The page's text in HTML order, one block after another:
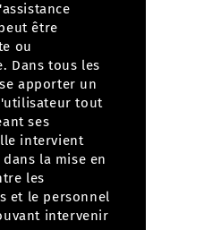
être
ou
Dans tous les
apporter un
tout
ses
intervient
la mise en
les
et le personnel
intervenir